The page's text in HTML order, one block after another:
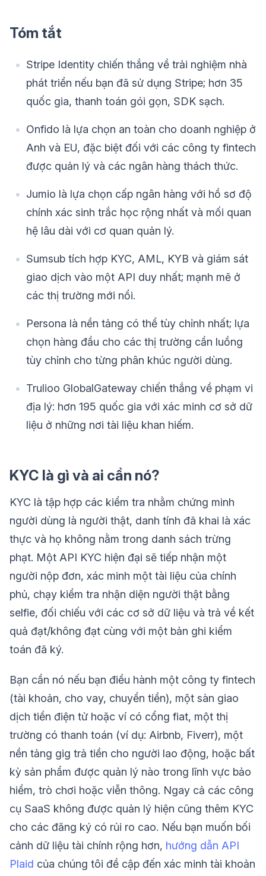
Tóm tắt
Stripe Identity chiến thắng về trải nghiệm nhà
phát triển nếu bạn đã sử dụng Stripe; hơn 35
quốc gia, thanh toán gói gọn, SDK sạch.
Onfido là lựa chọn an toàn cho doanh nghiệp ở
Anh và EU, đặc biệt đối với các công ty fintech
được quản lý và các ngân hàng thách thức.
Jumio là lựa chọn cấp ngân hàng với hồ sơ độ
chính xác sinh trắc học rộng nhất và mối quan
hệ lâu dài với cơ quan quản lý.
Sumsub tích hợp KYC, AML, KYB và giám sát
giao dịch vào một API duy nhất; mạnh mẽ ở
các thị trường mới nổi.
Persona là nền tảng có thể tùy chỉnh nhất; lựa
chọn hàng đầu cho các thị trường cần luồng
tùy chỉnh cho từng phân khúc người dùng.
Trulioo GlobalGateway chiến thắng về phạm vi
địa lý: hơn 195 quốc gia với xác minh cơ sở dữ
liệu ở những nơi tài liệu khan hiếm.
KYC là gì và ai cần nó?
KYC là tập hợp các kiểm tra nhằm chứng minh
người dùng là người thật, danh tính đã khai là xác
thực và họ không nằm trong danh sách trừng
phạt. Một API KYC hiện đại sẽ tiếp nhận một
người nộp đơn, xác minh một tài liệu của chính
phủ, chạy kiểm tra nhận diện người thật bằng
selfie, đối chiếu với các cơ sở dữ liệu và trả về kết
quả đạt/không đạt cùng với một bản ghi kiểm
toán đã ký.
Bạn cần nó nếu bạn điều hành một công ty fintech
(tài khoản, cho vay, chuyển tiền), một sàn giao
dịch tiền điện tử hoặc ví có cổng fiat, một thị
trường có thanh toán (ví dụ: Airbnb, Fiverr), một
nền tảng gig trả tiền cho người lao động, hoặc bất
kỳ sản phẩm được quản lý nào trong lĩnh vực bảo
hiểm, trò chơi hoặc viễn thông. Ngay cả các công
cụ SaaS không được quản lý hiện cũng thêm KYC
cho các đăng ký có rủi ro cao. Nếu bạn muốn bối
cảnh dữ liệu tài chính rộng hơn, hướng dẫn API
Plaid của chúng tôi đề cập đến xác minh tài khoản